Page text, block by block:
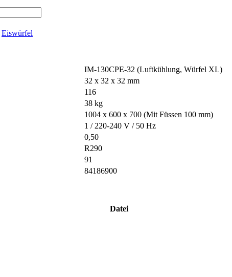
Eiswürfel
IM-130CPE-32 (Luftkühlung, Würfel XL)
32 x 32 x 32 mm
116
38 kg
1004 x 600 x 700 (Mit Füssen 100 mm)
1 / 220-240 V / 50 Hz
0,50
R290
91
84186900
Datei